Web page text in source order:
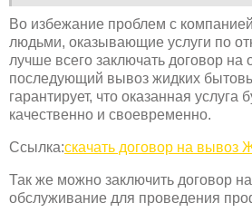
Во избежание проблем с
людьми, оказывающие услуги по
лучше всего заключать договор на
последующий вывоз жидких
гарантирует, что оказанная услуга
качественно и своевременно.
Ссылка:скачать договор на вывоз
Так же можно заключить договор
обслуживание для проведения